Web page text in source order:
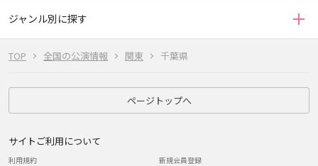
TOP 全国の公演情報 関東 千葉県
ジャンル別に探す
ページトップへ
サイトご利用について
利用規約
新規会員登録